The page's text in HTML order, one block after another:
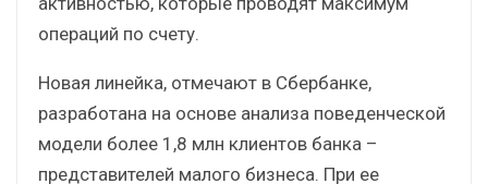
операций по счету.
Новая линейка, отмечают в Сбербанке,
разработана на основе анализа поведенческой
модели более 1,8 млн клиентов банка –
представителей малого бизнеса. При ее